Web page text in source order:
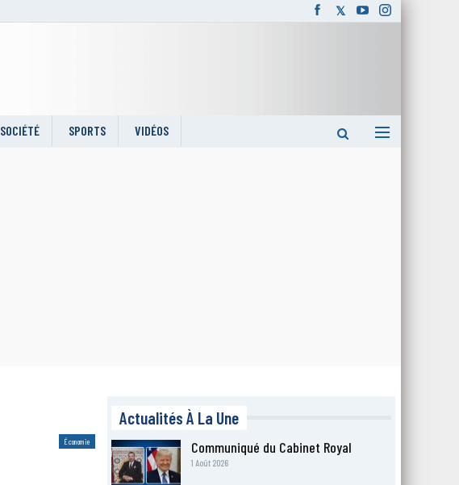
SOCIÉTÉ SPORTS VIDÉOS
Économie
Actualités À La Une
Communiqué du Cabinet Royal
1 Août 2026